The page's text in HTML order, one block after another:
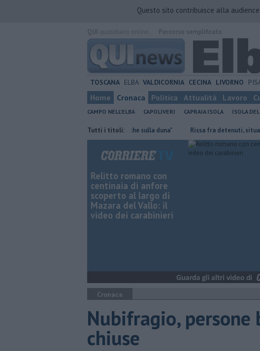
Questo sito contribuisce alla
TOSCANA ELBA VALDICORNIA CECINA LIVORNO
Home Cronaca Politica Attualità Lavoro
CAMPO NELL'ELBA CAPOLIVERI CAPRAIA ISOLA ISOLA
Tutti i titoli:
Mola, "troppi rifiuti e barche sulla duna" Rissa fra detenuti, situazione
Relitto romano con
centinaia di anfore
scoperto al largo di
Mazara del Vallo: il
video dei carabinieri
Cronaca
Nubifragio, persone
chiuse